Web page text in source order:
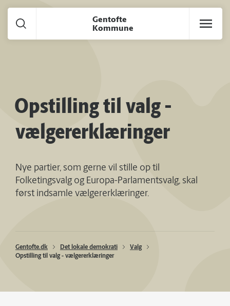
Gentofte
Kommune
Opstilling til valg -
vælgererklæringer
Nye partier, som gerne vil stille op til
Folketingsvalg og Europa-Parlamentsvalg, skal
først indsamle vælgererklæringer.
Gentofte.dk Det lokale demokrati
Valg
Opstilling til valg - vælgererklæringer